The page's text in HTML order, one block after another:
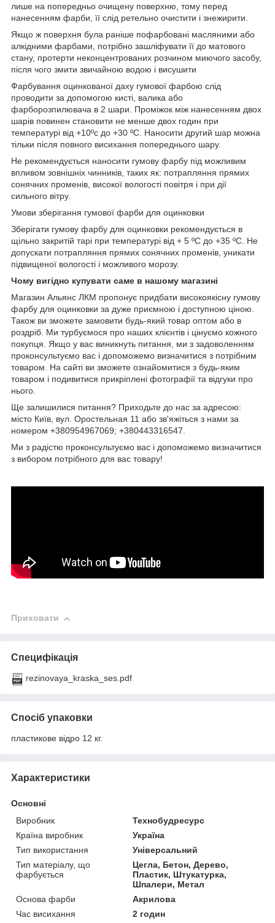
лише на попередньо очищену поверхню, тому перед
нанесенням фарби, її слід ретельно очистити і знежирити.
Якщо ж поверхня була раніше пофарбовані масляними або
алкідними фарбами, потрібно зашліфувати її до матового
стану, протерти неконцентрованих розчином миючого засобу,
після чого змити звичайною водою і висушити
Фарбування оцинкованої даху гумової фарбою слід
проводити за допомогою кисті, валика або
фарборозпилювача в 2 шари. Проміжок між нанесенням двох
шарів повинен становити не менше двох годин при
температурі від +10ºс до +30 ºС. Наносити другий шар можна
тільки після повного висихання попереднього шару.
Не рекомендується наносити гумову фарбу під можливим
впливом зовнішніх чинників, таких як: потрапляння прямих
сонячних променів, високої вологості повітря і при дії
сильного вітру.
Умови зберігання гумової фарби для оцинковки
Зберігати гумову фарбу для оцинковки рекомендується в
щільно закритій тарі при температурі від + 5 ºС до +35 ºС. Не
допускати потрапляння прямих сонячних променів, уникати
підвищеної вологості і можливого морозу.
Чому вигідно купувати саме в нашому магазині
Магазин Альянс ЛКМ пропонує придбати високоякісну гумову
фарбу для оцинковки за дуже приємною і доступною ціною.
Також ви зможете замовити будь-який товар оптом або в
роздріб. Ми турбуємося про наших клієнтів і цінуємо кожного
покупця. Якщо у вас виникнуть питання, ми з задоволенням
проконсультуємо вас і допоможемо визначитися з потрібним
товаром. На сайті ви зможете ознайомитися з будь-яким
товаром і подивитися прикріплені фотографії та відгуки про
нього.
Ще залишилися питання? Приходьте до нас за адресою:
місто Київ, вул. Оростельная 11 або зв'яжіться з нами за
номером +380954967069; +380443316547.
Ми з радістю проконсультуємо вас і допоможемо визначитися
з вибором потрібного для вас товару!
Приховати
Специфікація
rezinovaya_kraska_ses.pdf
Спосіб упаковки
пластикове відро 12 кг.
Характеристики
Основні
Виробник
Технобудресурс
Країна виробник
Україна
Тип використання
Універсальний
Тип матеріалу, що
фарбується
Цегла, Бетон, Дерево,
Пластик, Штукатурка,
Шпалери, Метал
Основа фарби
Акрилова
Час висихання
2 годин